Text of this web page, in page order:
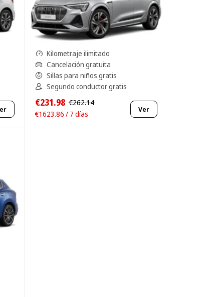
Kilometraje ilimitado
Cancelación gratuita
Sillas para niños gratis
Segundo conductor gratis
€231.98 €262.14
€1623.86 / 7 días
Ver